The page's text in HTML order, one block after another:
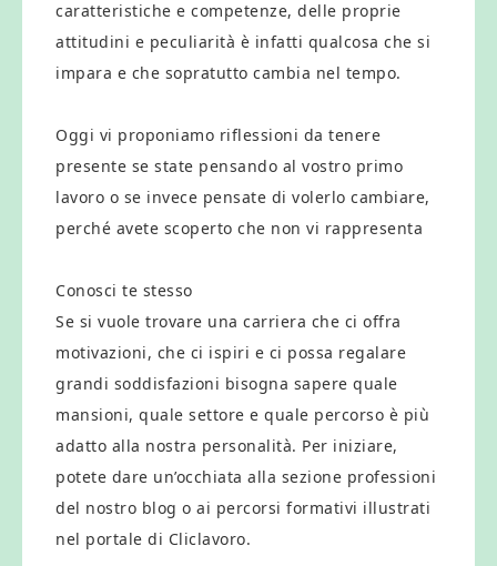
caratteristiche e competenze, delle proprie
attitudini e peculiarità è infatti qualcosa che si
impara e che sopratutto cambia nel tempo.
Oggi vi proponiamo riflessioni da tenere
presente se state pensando al vostro primo
lavoro o se invece pensate di volerlo cambiare,
perché avete scoperto che non vi rappresenta
Conosci te stesso
Se si vuole trovare una carriera che ci offra
motivazioni, che ci ispiri e ci possa regalare
grandi soddisfazioni bisogna sapere quale
mansioni, quale settore e quale percorso è più
adatto alla nostra personalità. Per iniziare,
potete dare un’occhiata alla sezione professioni
del nostro blog o ai percorsi formativi illustrati
nel portale di Cliclavoro.